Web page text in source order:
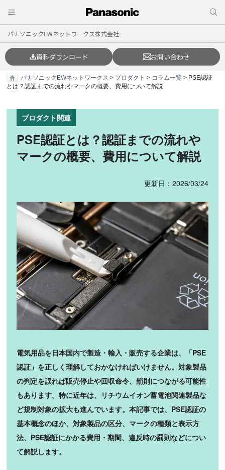
パナソニックEWネットワークス株式会社
資料ダウンロード お問い合わせ
パナソニックEWネットワークス > プロダクト > コラム一覧 > PSE認証
とは？認証までの流れやマークの概要、費用について解説
プロダクト関連
PSE認証とは？認証までの流れや
マークの概要、費用について解説
更新日：2026/03/24
電気用品を日本国内で製造・輸入・販売する企業は、「PSE
認証」を正しく理解しておかなければいけません。対象製品
の判定を誤れば販売停止や回収命令、罰則につながる可能性
もあります。特に近年は、リチウムイオン蓄電池関連製品な
ど規制対象の拡大も進んでいます。本記事では、PSE認証の
基本概念のほか、対象製品の区分、マークの種類と表示方
法、PSE認証にかかる費用・期間、違反時の罰則などについ
て解説します。